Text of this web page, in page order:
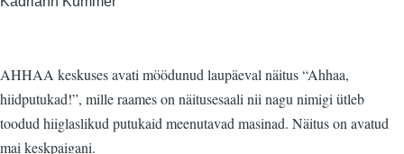
AHHAA keskuses avati möödunud laupäeval näitus “Ahhaa,
hiidputukad!”, mille raames on näitusesaali nii nagu nimigi ütleb
toodud hiiglaslikud putukaid meenutavad masinad. Näitus on avatud
mai keskpaigani.